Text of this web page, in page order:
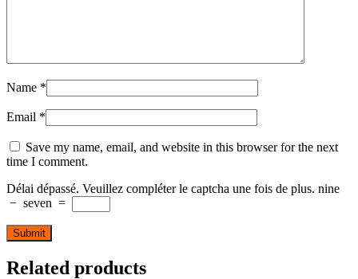
Name *
Email *
Save my name, email, and website in this browser for the next
time I comment.
Délai dépassé. Veuillez compléter le captcha une fois de plus. nine
− seven =
Related products